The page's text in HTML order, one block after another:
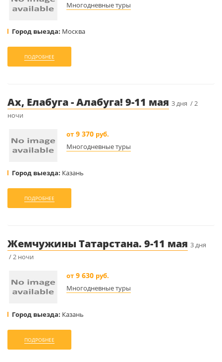
Многодневные туры
Город выезда: Москва
ПОДРОБНЕЕ
Ах, Елабуга - Алабуга! 9-11 мая 3 дня / 2
ночи
от 9 370 руб.
Многодневные туры
Город выезда: Казань
ПОДРОБНЕЕ
Жемчужины Татарстана. 9-11 мая 3 дня
/ 2 ночи
от 9 630 руб.
Многодневные туры
Город выезда: Казань
ПОДРОБНЕЕ